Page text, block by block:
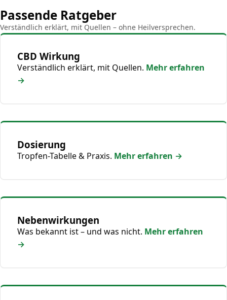
Passende Ratgeber
Verständlich erklärt, mit Quellen – ohne Heilversprechen.
CBD Wirkung
Verständlich erklärt, mit Quellen. Mehr erfahren
→
Dosierung
Tropfen-Tabelle & Praxis. Mehr erfahren →
Nebenwirkungen
Was bekannt ist – und was nicht. Mehr erfahren
→